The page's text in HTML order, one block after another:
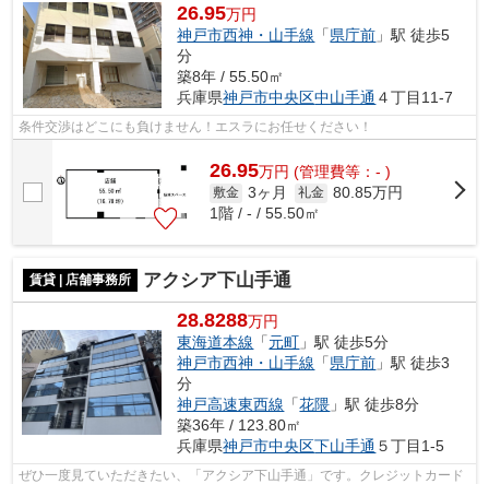
26.95万円
神戸市西神・山手線 「県庁前 」駅 徒歩5
分
築8年 / 55.50㎡
兵庫県神戸市中央区中山手通 ４丁目11-7
条件交渉はどこにも負けません！エスラにお任せください！
26.95万円 (管理費等：- )
敷金 3ヶ月 礼金 80.85万円
1階 / - / 55.50㎡
賃貸 | 店舗事務所 アクシア下山手通
28.8288万円
東海道本線 「元町 」駅 徒歩5分
神戸市西神・山手線 「県庁前 」駅 徒歩3
分
神戸高速東西線 「花隈 」駅 徒歩8分
築36年 / 123.80㎡
兵庫県神戸市中央区下山手通 ５丁目1-5
ぜひ一度見ていただきたい、「アクシア下山手通」です。クレジットカード